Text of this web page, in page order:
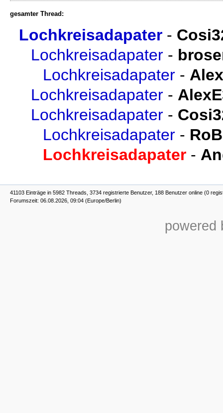
gesamter Thread:
Lochkreisadapater -
Lochkreisadapater -
Lochkreisadapater -
Lochkreisadapater -
Lochkreisadapater -
Lochkreisadapater -
Lochkreisadapater -
41103 Einträge in 5982 Threads, 3734 registrierte Benutzer, 188 Benutzer online (0
Forumszeit: 06.08.2026, 09:04 (Europe/Berlin)
powered